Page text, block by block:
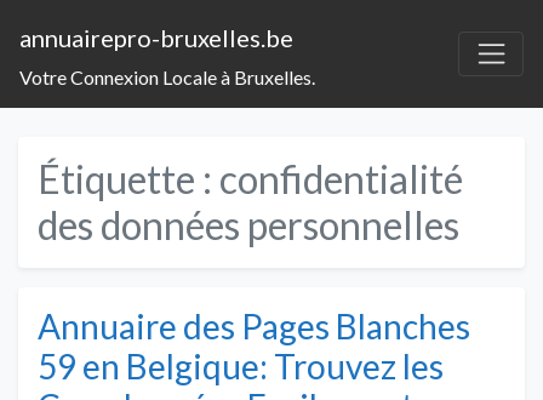
annuairepro-bruxelles.be
Votre Connexion Locale à Bruxelles.
Étiquette : confidentialité
des données personnelles
Annuaire des Pages Blanches
59 en Belgique: Trouvez les